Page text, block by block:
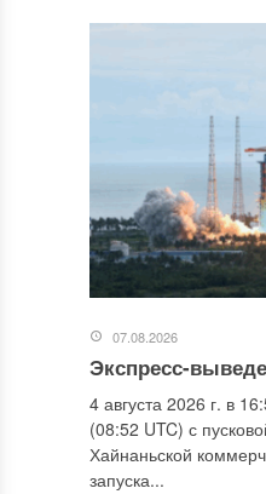
07.08.2026
Экспресс-
4 августа 2026 г. в
(08:52 UTC) с
Хайнаньской
запуска...